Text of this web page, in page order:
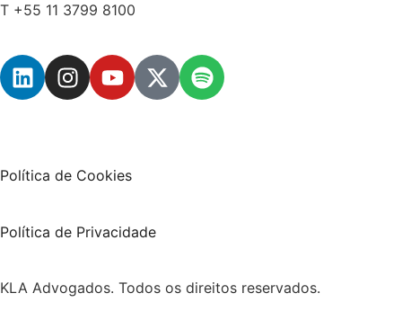
T +55 11 3799 8100
Política de Cookies
Política de Privacidade
KLA Advogados. Todos os direitos reservados.